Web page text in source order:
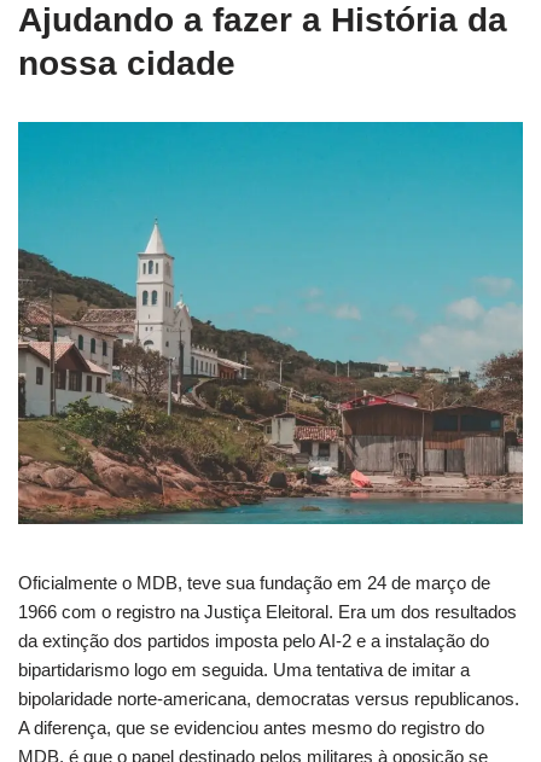
Ajudando a fazer a História da
nossa cidade
Oficialmente o MDB, teve sua fundação em 24 de março de
1966 com o registro na Justiça Eleitoral. Era um dos resultados
da extinção dos partidos imposta pelo AI-2 e a instalação do
bipartidarismo logo em seguida. Uma tentativa de imitar a
bipolaridade norte-americana, democratas versus republicanos.
A diferença, que se evidenciou antes mesmo do registro do
MDB, é que o papel destinado pelos militares à oposição se